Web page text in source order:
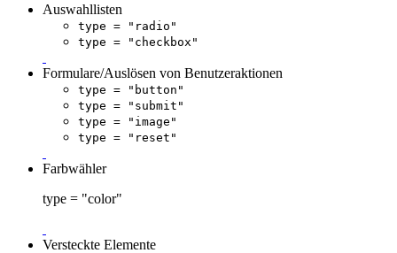
Auswahllisten
type = "radio"
type = "checkbox"
Formulare/Auslösen von Benutzeraktionen
type = "button"
type = "submit"
type = "image"
type = "reset"
Farbwähler
type = "color"
Versteckte Elemente